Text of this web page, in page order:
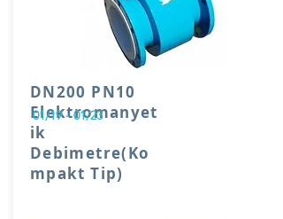
DN200 PN10
Elektromanyet
ik
Debimetre(Ko
mpakt Tip)
01/19 - 01/23